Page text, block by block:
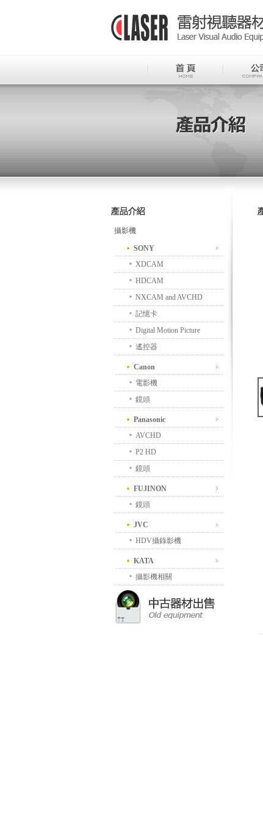
攝影機
SONY
XDCAM
HDCAM
NXCAM and AVCHD
記憶卡
Digital Motion Picture
遙控器
Canon
電影機
鏡頭
Panasonic
AVCHD
P2 HD
鏡頭
FUJINON
鏡頭
JVC
HDV攝錄影機
KATA
攝影機相關